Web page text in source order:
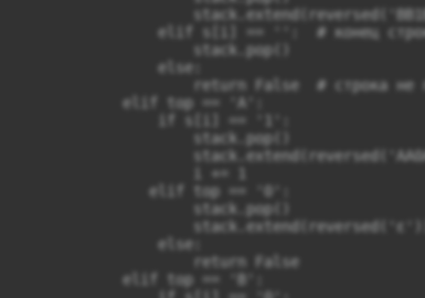
elif s[i] == '':  # конец
                    stack.pop()
                else:
return False  # строка не
            elif top == 'A':
                if s[i] == '1':
                    stack.pop()
                    i += 1
               elif top == '0':
                    stack.pop()
                    stack.extend(reversed('ε'))
                else:
                    return False
            elif top == 'B':